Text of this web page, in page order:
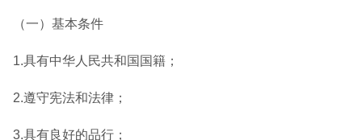
（一）基本条件
1.具有中华人民共和国国籍；
2.遵守宪法和法律；
3.具有良好的品行；